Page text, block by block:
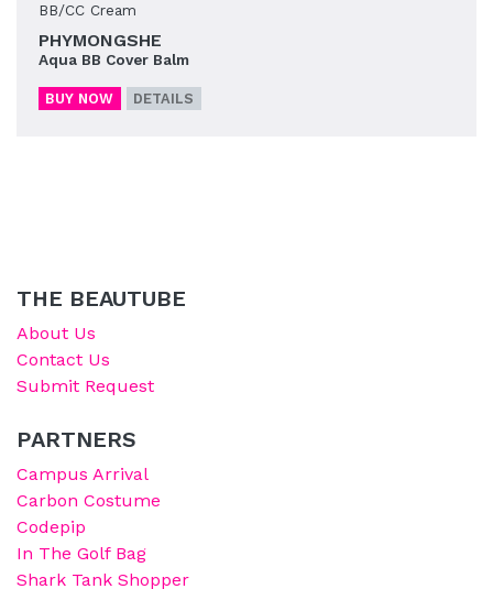
BB/CC Cream
PHYMONGSHE
Aqua BB Cover Balm
BUY NOW DETAILS
THE BEAUTUBE
About Us
Contact Us
Submit Request
PARTNERS
Campus Arrival
Carbon Costume
Codepip
In The Golf Bag
Shark Tank Shopper